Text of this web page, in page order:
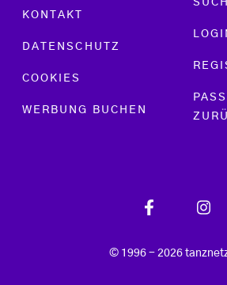
KONTAKT
DATENSCHUTZ
COOKIES
WERBUNG BUCHEN
© 1996 - 2026